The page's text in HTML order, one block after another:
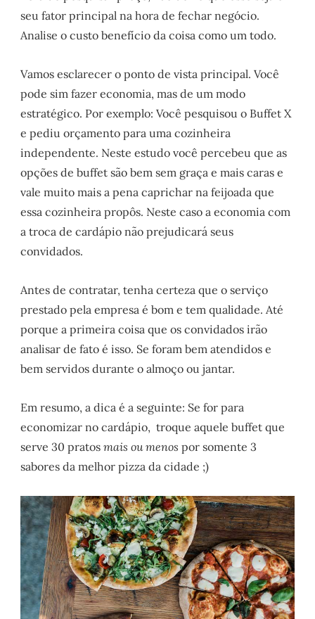
seu fator principal na hora de fechar negócio.
Analise o custo benefício da coisa como um todo.
Vamos esclarecer o ponto de vista principal. Você
pode sim fazer economia, mas de um modo
estratégico. Por exemplo: Você pesquisou o Buffet X
e pediu orçamento para uma cozinheira
independente. Neste estudo você percebeu que as
opções de buffet são bem sem graça e mais caras e
vale muito mais a pena caprichar na feijoada que
essa cozinheira propôs. Neste caso a economia com
a troca de cardápio não prejudicará seus
convidados.
Antes de contratar, tenha certeza que o serviço
prestado pela empresa é bom e tem qualidade. Até
porque a primeira coisa que os convidados irão
analisar de fato é isso. Se foram bem atendidos e
bem servidos durante o almoço ou jantar.
Em resumo, a dica é a seguinte: Se for para
economizar no cardápio, troque aquele buffet que
serve 30 pratosmais ou menos por somente 3
sabores da melhor pizza da cidade ;)